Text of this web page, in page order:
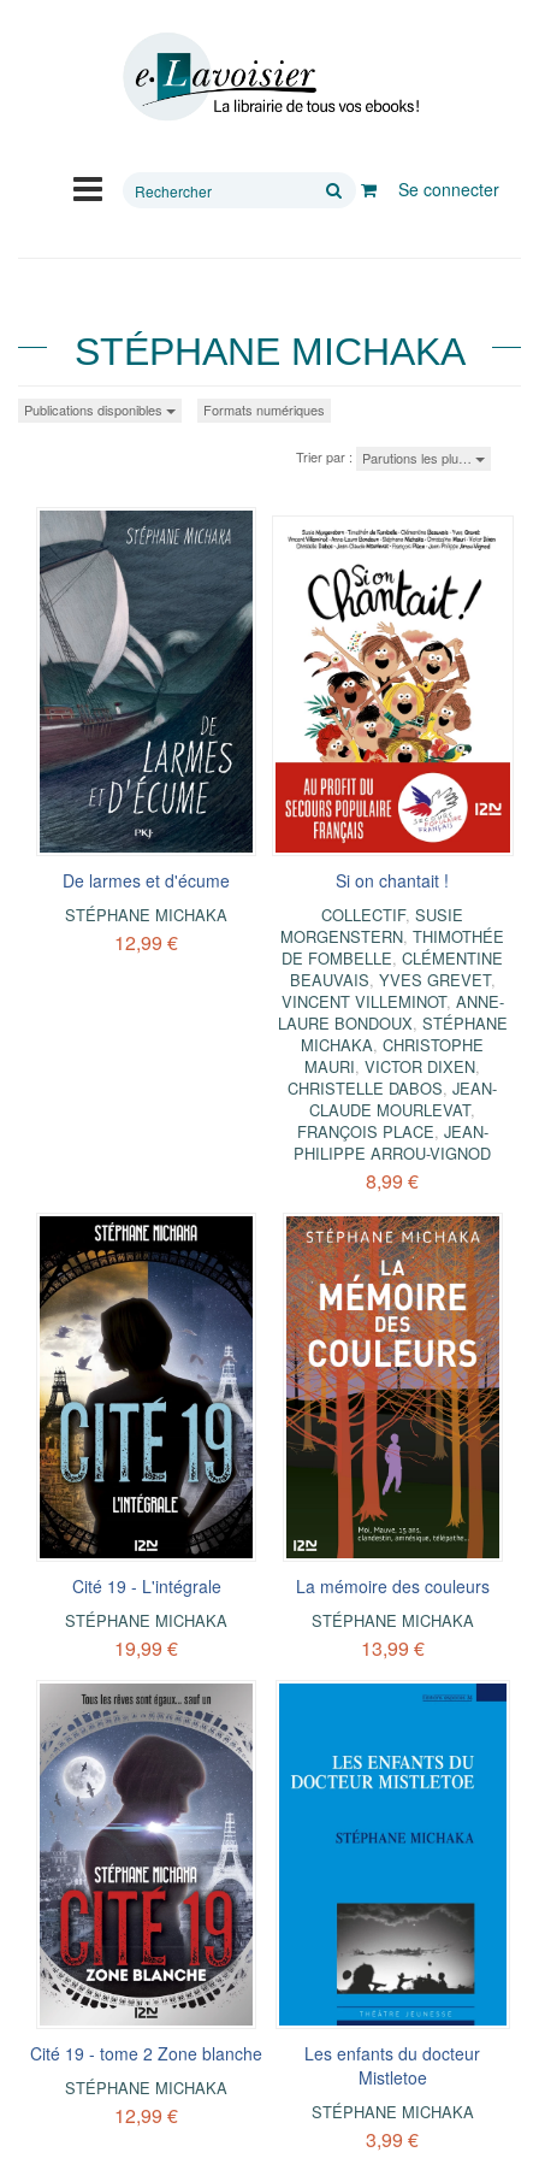
Rechercher
Se connecter
STÉPHANE MICHAKA
Publications disponibles Formats numériques
Trier par : Parutions les plu…
De larmes et d'écume
STÉPHANE MICHAKA
12,99 €
Si on chantait !
COLLECTIF,SUSIE
MORGENSTERN,THIMOTHÉE
DE FOMBELLE,CLÉMENTINE
BEAUVAIS, YVES GREVET,
VINCENT VILLEMINOT, ANNE-
LAURE BONDOUX, STÉPHANE
MICHAKA,CHRISTOPHE
MAURI,VICTOR DIXEN,
CHRISTELLE DABOS,JEAN-
CLAUDE MOURLEVAT,
FRANÇOIS PLACE, JEAN-
PHILIPPE ARROU-VIGNOD
8,99 €
Cité 19 - L'intégrale
STÉPHANE MICHAKA
19,99 €
La mémoire des couleurs
STÉPHANE MICHAKA
13,99 €
Cité 19 - tome 2 Zone blanche
STÉPHANE MICHAKA
12,99 €
Les enfants du docteur
Mistletoe
STÉPHANE MICHAKA
3,99 €